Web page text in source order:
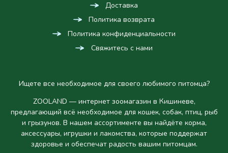
Доставка
Политика возврата
Политика конфиденциальности
Свяжитесь с нами
Ищете все необходимое для своего любимого питомца?
ZOOLAND — интернет зоомагазин в Кишиневе,
предлагающий всё необходимое для кошек, собак, птиц, рыб
и грызунов. В нашем ассортименте вы найдёте корма,
аксессуары, игрушки и лакомства, которые поддержат
здоровье и обеспечат радость вашим питомцам.